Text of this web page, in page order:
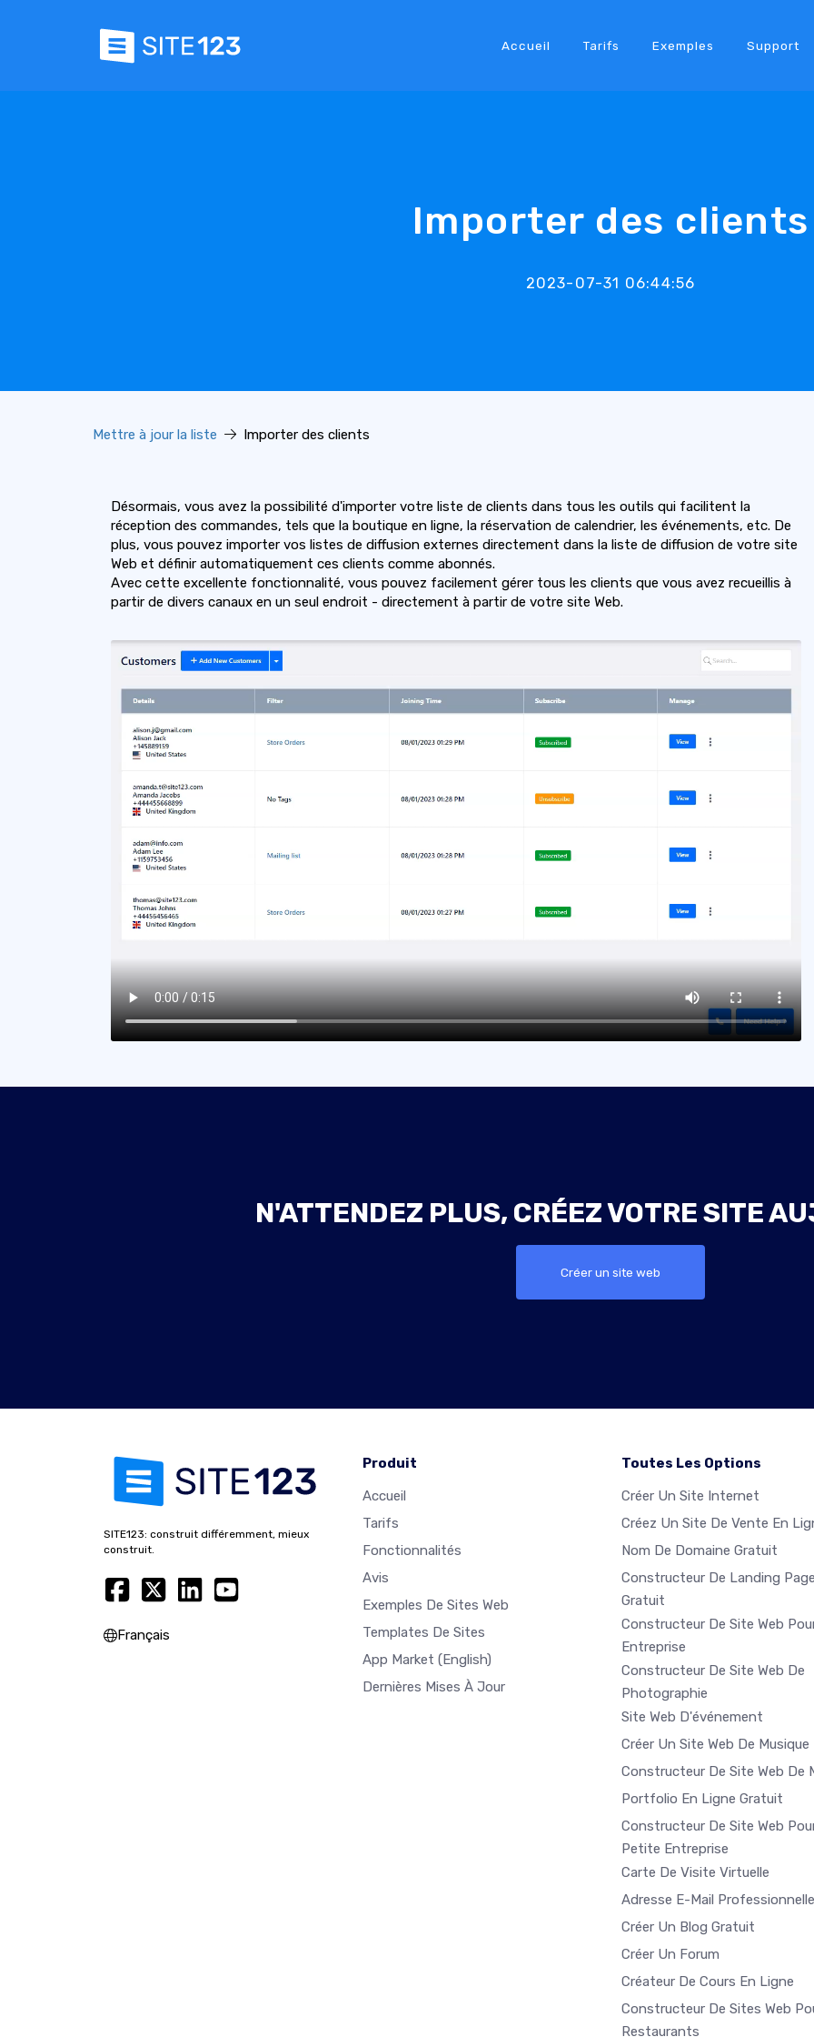
Accueil Tarifs Exemples Support
Importer des clients
2023-07-31 06:44:56
Mettre à jour la liste Importer des clients
Désormais, vous avez la possibilité d'importer votre liste de clients dans tous les outils qui facilitent la
réception des commandes, tels que la boutique en ligne, la réservation de calendrier, les événements, etc. De
plus, vous pouvez importer vos listes de diffusion externes directement dans la liste de diffusion de votre site
Web et définir automatiquement ces clients comme abonnés.
Avec cette excellente fonctionnalité, vous pouvez facilement gérer tous les clients que vous avez recueillis à
partir de divers canaux en un seul endroit - directement à partir de votre site Web.
N'ATTENDEZ PLUS, CRÉEZ VOTRE SITE
Créer un site web
SITE123: construit différemment, mieux
construit.
Français
Produit
Accueil
Tarifs
Fonctionnalités
Avis
Exemples De Sites Web
Templates De Sites
App Market (English)
Dernières Mises À Jour
Toutes Les Options
Créer Un Site Internet
Créez Un Site De Vente En
Nom De Domaine Gratuit
Constructeur De Landing Page
Gratuit
Constructeur De Site Web
Entreprise
Constructeur De Site Web De
Photographie
Site Web D'événement
Créer Un Site Web De Musique
Constructeur De Site Web De
Portfolio En Ligne Gratuit
Constructeur De Site Web
Petite Entreprise
Carte De Visite Virtuelle
Adresse E-Mail Professionnelle
Créer Un Blog Gratuit
Créer Un Forum
Créateur De Cours En Ligne
Constructeur De Sites Web
Restaurants